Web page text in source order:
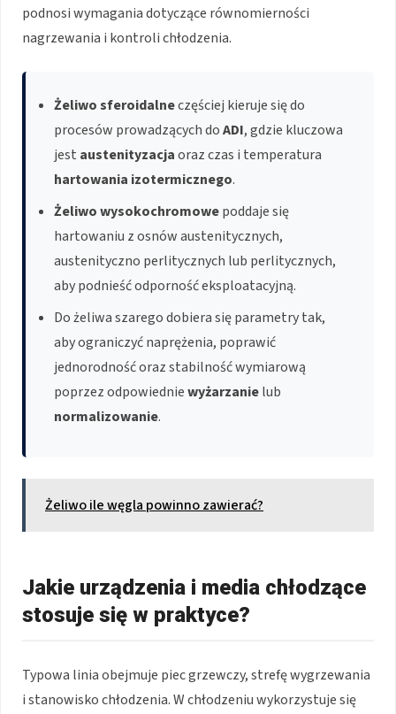
podnosi wymagania dotyczące równomierności
nagrzewania i kontroli chłodzenia.
Żeliwo sferoidalneczęściej kieruje się do
procesów prowadzących doADI, gdzie kluczowa
jest austenityzacjaoraz czas i temperatura
hartowania izotermicznego.
Żeliwo wysokochromowepoddaje się
hartowaniu z osnów austenitycznych,
austenityczno perlitycznych lub perlitycznych,
aby podnieść odporność eksploatacyjną.
Do żeliwa szarego dobiera się parametry tak,
aby ograniczyć naprężenia, poprawić
jednorodność oraz stabilność wymiarową
poprzez odpowiedniewyżarzanielub
normalizowanie.
Żeliwo ile węgla powinno zawierać?
Jakie urządzenia i media chłodzące
stosuje się w praktyce?
Typowa linia obejmuje piec grzewczy, strefę wygrzewania
i stanowisko chłodzenia. W chłodzeniu wykorzystuje się